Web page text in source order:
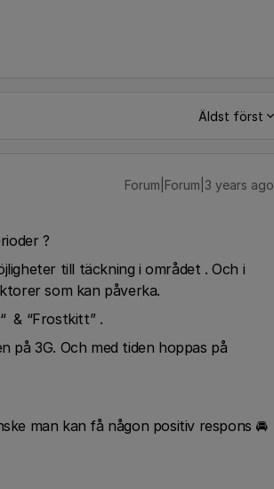
Äldst först
Forum|Forum|3 years ago
?
till täckning i området . Och i
som kan påverka.
& “Frostkitt” .
på 3G. Och med tiden hoppas på
man kan få någon positiv respons 🚘